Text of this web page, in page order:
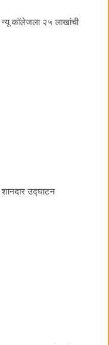
न्यू कॉलेजला २५ लाखांची
उद्घाटन